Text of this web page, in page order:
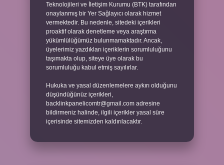
Teknolojileri ve İletişim Kurumu (BTK) tarafından
onaylanmış bir Yer Sağlayıcı olarak hizmet
vermektedir. Bu nedenle, sitedeki içerikleri
proaktif olarak denetleme veya araştırma
yükümlülüğümüz bulunmamaktadır. Ancak,
üyelerimiz yazdıkları içeriklerin sorumluluğunu
taşımakta olup, siteye üye olarak bu
sorumluluğu kabul etmiş sayılırlar.
Hukuka ve yasal düzenlemelere aykırı olduğunu
düşündüğünüz içerikleri,
backlinkpanelicomtr@gmail.com adresine
bildirmeniz halinde, ilgili içerikler yasal süre
içerisinde sitemizden kaldırılacaktır.